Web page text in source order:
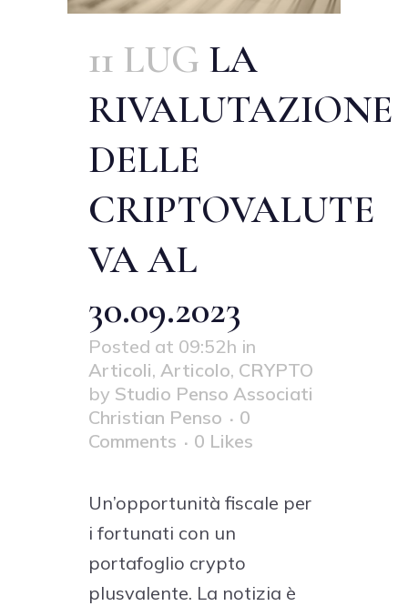
11 LUG LA
RIVALUTAZIONE
DELLE
CRIPTOVALUTE
VA AL
30.09.2023
Posted at 09:52h in
Articoli, Articolo, CRYPTO
by Studio Penso Associati
Christian Penso
0
Comments
0 Likes
Un’opportunità fiscale per
i fortunati con un
portafoglio crypto
plusvalente. La notizia è